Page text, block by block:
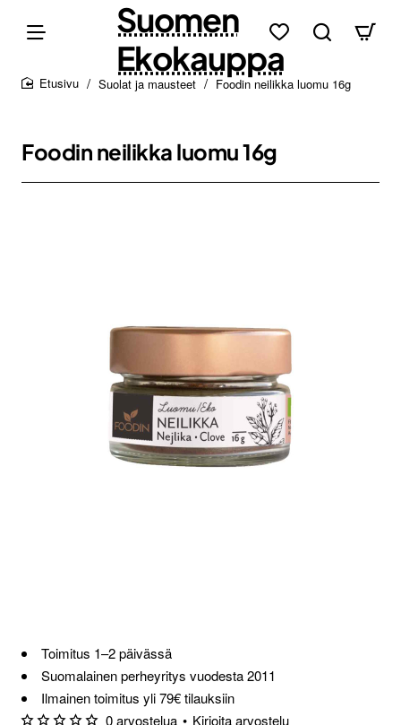
Suomen
Ekokauppa
Suolat ja mausteet Foodin neilikka luomu 16g
Foodin neilikka luomu 16g
Toimitus 1–2 päivässä
Suomalainen perheyritys vuodesta 2011
Ilmainen toimitus yli 79€ tilauksiin
0 arvostelua • Kirjoita arvostelu